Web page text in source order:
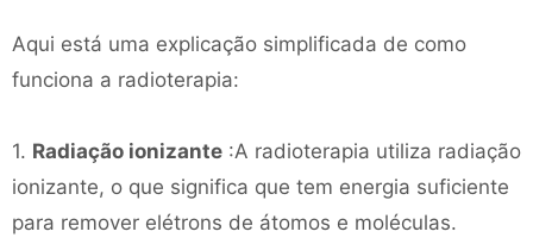
Aqui está uma explicação simplificada de como
funciona a radioterapia:
1. Radiação ionizante :A radioterapia utiliza radiação
ionizante, o que significa que tem energia suficiente
para remover elétrons de átomos e moléculas.